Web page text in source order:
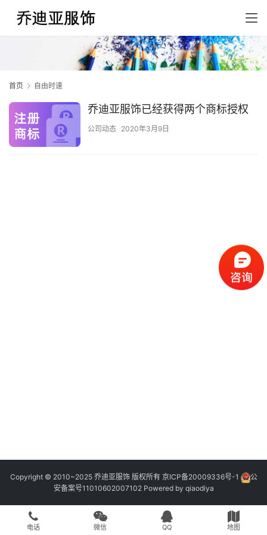
首页 自由时速
乔迪亚服饰已经获得两个商标授权
公司动态 2020年3月9日
Copyright © 2010~2025 乔迪亚服饰 版权所有 京ICP备20009336号-1
公
安备案号11010602007102Powered by qiaodiya
电话 微信 QQ 地图